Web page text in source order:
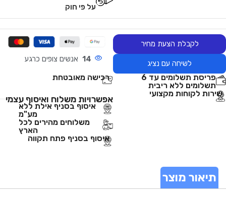
על פי חוק
לקבלת הצעת מחיר
לשיחה עם נציג 14 אנשים צופים כרגע
פריסת תשלומים עד 6
תשלומים ללא ריבית
רכישה מאובטחת
שירות לקוחות מקצועי
אפשרויות משלוח ואיסוף עצמי
איסוף בסניף אילת ללא
מע"מ
משלוחים מהירים לכל
הארץ
איסוף בסניף פתח תקווה
תיאור מוצר